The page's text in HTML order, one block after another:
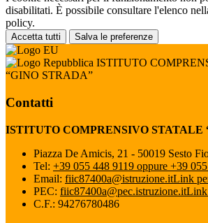
disabilitati. È possibile consultare l'elenco
policy.
Accetta tutti Salva le preferenze
ISTITUTO
“GINO STRADA”
Contatti
ISTITUTO COMPRENSIVO STATALE
Piazza De Amicis, 21 - 50019 Sesto
Tel: +39 055 448 9119 oppure +39
Email: fiic87400a@istruzione.itLink
PEC: fiic87400a@pec.istruzione.itLink
C.F.: 94276780486